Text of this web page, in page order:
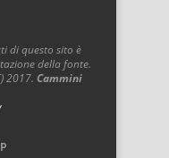
di questo sito è
della fonte.
2017. Cammini